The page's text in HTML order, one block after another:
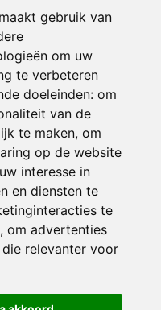
gebruik van
om uw
te verbeteren
doeleinden: om
van de
te maken, om
op de website
interesse in
en diensten te
te
, om advertenties
relevanter voor